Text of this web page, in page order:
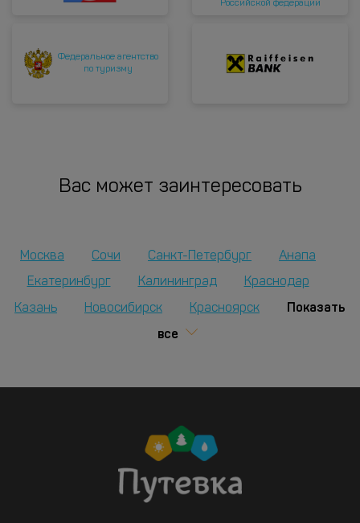
Российской федерации
Федеральное агентство
по туризму
Вас может заинтересовать
Москва Сочи Санкт-Петербург
Анапа
Екатеринбург
Калининград Краснодар
Казань Новосибирск Красноярск
Показать
все